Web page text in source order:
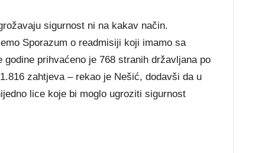
sigurnost ni na kakav način.
Sporazum o readmisiji koji imamo sa
prihvaćeno je 768 stranih državljana po
zahtjeva – rekao je Nešić, dodavši da u
lice koje bi moglo ugroziti sigurnost